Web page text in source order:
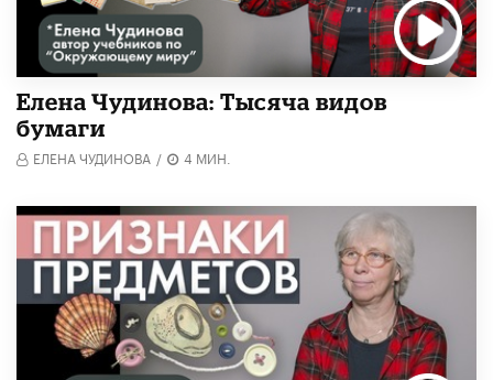
Елена Чудинова: Тысяча видов
бумаги
ЕЛЕНА ЧУДИНОВА / 4 МИН.